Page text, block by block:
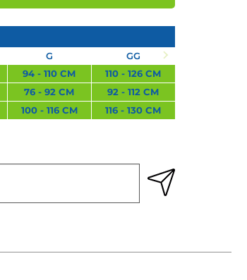
G
94 - 110 CM
76 - 92 CM
100 - 116 CM
GG
110 - 126 CM
92 - 112 CM
116 - 130 CM